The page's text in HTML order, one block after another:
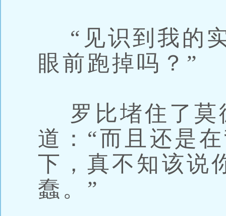
“见识到我的
眼前跑掉吗？”
罗比堵住了莫
道：“而且还是
下，真不知该说
蠢。”